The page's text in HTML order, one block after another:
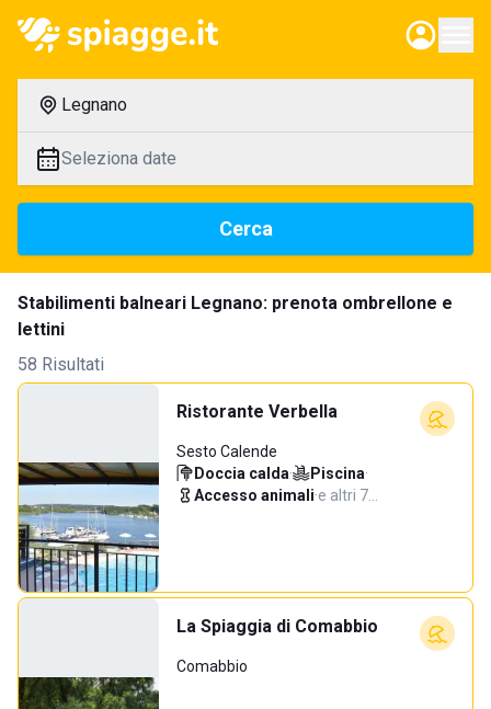
Legnano
Seleziona date
Cerca
Stabilimenti balneari Legnano: prenota ombrellone e
lettini
58 Risultati
Ristorante Verbella
Sesto Calende
Doccia calda· Piscina·
Accesso animali·e altri 7…
La Spiaggia di Comabbio
Comabbio